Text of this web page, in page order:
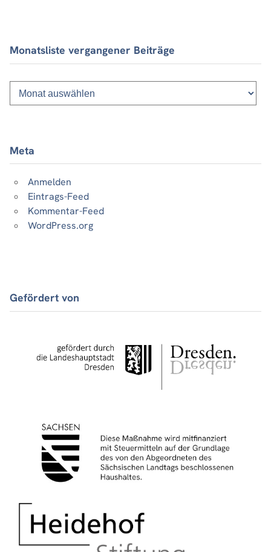
Monatsliste vergangener Beiträge
Monatsliste
vergangener
Beiträge
Meta
Anmelden
Eintrags-Feed
Kommentar-Feed
WordPress.org
Gefördert von